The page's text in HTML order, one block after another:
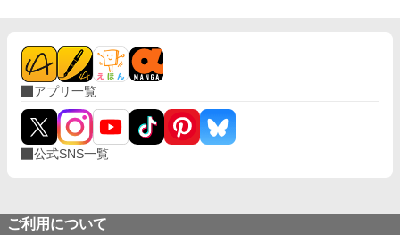
アプリ一覧
公式SNS一覧
ご利用について